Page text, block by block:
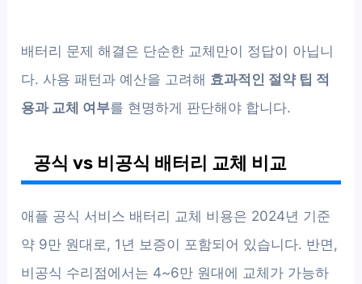
배터리 문제 해결은 단순한 교체만이 정답이 아닙니
다. 사용 패턴과 예산을 고려해 효과적인 절약 팁 적
용과 교체 여부를 현명하게 판단해야 합니다.
공식 vs 비공식 배터리 교체 비교
애플 공식 서비스 배터리 교체 비용은 2024년 기준
약 9만 원대로, 1년 보증이 포함되어 있습니다. 반면,
비공식 수리점에서는 4~6만 원대에 교체가 가능하